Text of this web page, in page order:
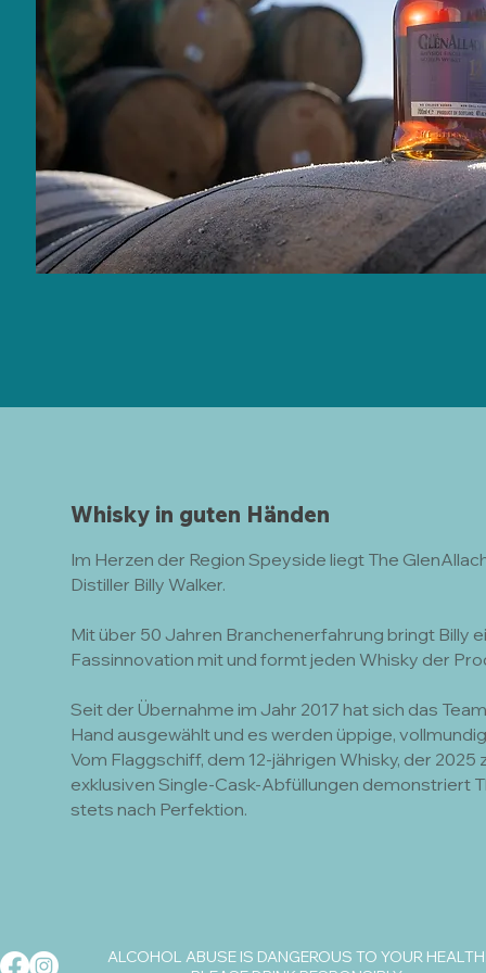
Whisky in guten Händen
Im Herzen der Region Speyside liegt The
Distiller Billy Walker.
Mit über 50 Jahren Branchenerfahrung bringt
Fassinnovation mit und formt jeden Whisky der
Seit der Übernahme im Jahr 2017 hat sich das
Hand ausgewählt und es werden üppige,
Vom Flaggschiff, dem 12-jährigen Whisky, der
exklusiven Single-Cask-Abfüllungen demonstriert
stets nach Perfektion.
ALCOHOL ABUSE IS DANGEROUS TO YOUR